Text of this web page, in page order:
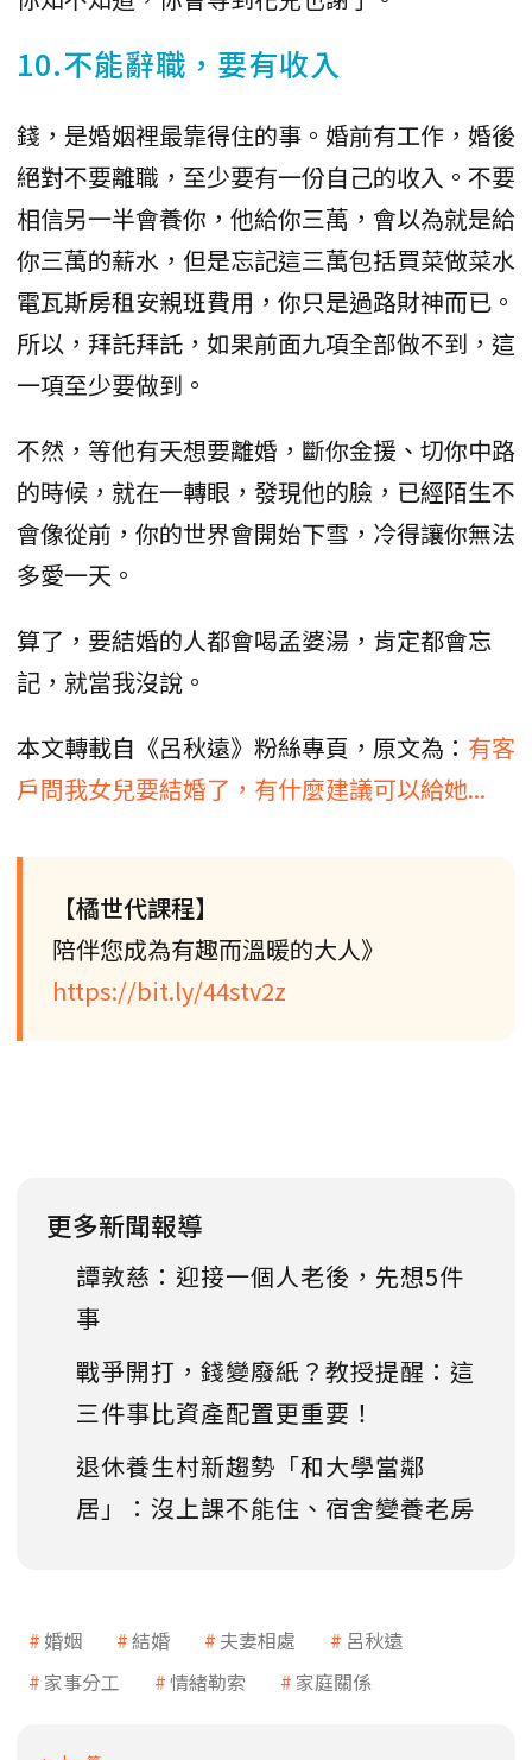
10.不能辭職，要有收入
錢，是婚姻裡最靠得住的事。婚前有工作，婚後
絕對不要離職，至少要有一份自己的收入。不要
相信另一半會養你，他給你三萬，會以為就是給
你三萬的薪水，但是忘記這三萬包括買菜做菜水
電瓦斯房租安親班費用，你只是過路財神而已。
所以，拜託拜託，如果前面九項全部做不到，這
一項至少要做到。
不然，等他有天想要離婚，斷你金援、切你中路
的時候，就在一轉眼，發現他的臉，已經陌生不
會像從前，你的世界會開始下雪，冷得讓你無法
多愛一天。
算了，要結婚的人都會喝孟婆湯，肯定都會忘
記，就當我沒說。
本文轉載自《呂秋遠》粉絲專頁，原文為： 有客
戶問我女兒要結婚了，有什麼建議可以給她...
【橘世代課程】
陪伴您成為有趣而溫暖的大人》
https://bit.ly/44stv2z
更多新聞報導
譚敦慈：迎接一個人老後，先想5件
事
戰爭開打，錢變廢紙？教授提醒：這
三件事比資產配置更重要！
退休養生村新趨勢「和大學當鄰
居」：沒上課不能住、宿舍變養老房
婚姻 結婚 夫妻相處
呂秋遠
家事分工
情緒勒索 家庭關係